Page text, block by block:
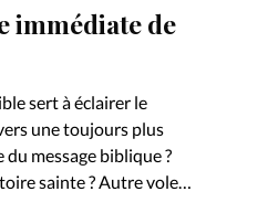
immédiate de
sert à éclairer le
une toujours plus
message biblique ?
sainte ? Autre volet